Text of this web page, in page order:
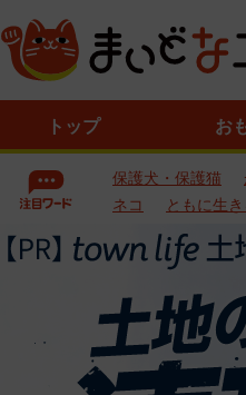
トップ お
保護犬・保護猫
ネコ
ともに生き